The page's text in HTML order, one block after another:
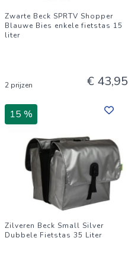
Zwarte Beck SPRTV Shopper
Blauwe Bies enkele fietstas 15
liter
2 prijzen € 43,95
15 %
Zilveren Beck Small Silver
Dubbele Fietstas 35 Liter